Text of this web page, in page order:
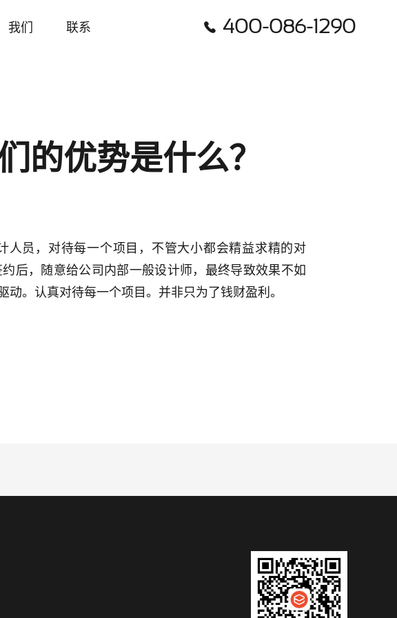
我们 联系  400-086-1290
的优势是什么？
人员，对待每一个项目，不管大小都会精益求精的对
后，随意给公司内部一般设计师，最终导致效果不如
。认真对待每一个项目。并非只为了钱财盈利。